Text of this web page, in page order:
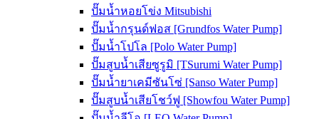
ปั๊มน้ำหอยโข่ง Mitsubishi
ปั๊มน้ำกรุนด์ฟอส [Grundfos Water Pump]
ปั๊มน้ำโปโล [Polo Water Pump]
ปั๊มสูบน้ำเสียซูรูมิ [TSurumi Water Pump]
ปั๊มน้ำยาเคมีซันโซ่ [Sanso Water Pump]
ปั๊มสูบน้ำเสียโชว์ฟู [Showfou Water Pump]